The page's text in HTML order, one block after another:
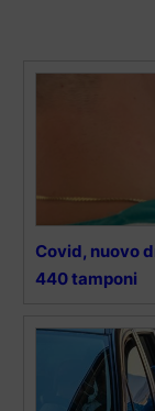
Covid, nuovo
440 tamponi